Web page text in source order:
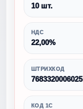
10 шт.
НДС
22,00%
ШТРИХКОД
7683320006025
КОД 1С